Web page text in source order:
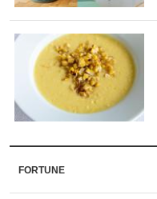
FORTUNE